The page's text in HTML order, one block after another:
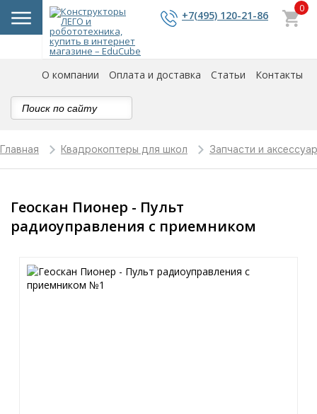
+7(495) 120-21-86
0
О компании Оплата и доставка Статьи Контакты
Главная Квадрокоптеры для школ Запчасти и
Геоскан Пионер - Пульт
радиоуправления с приемником